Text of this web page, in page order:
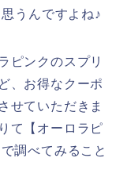
うんですよね♪
ピンクのスプリ
、お得なクーポ
せていただきま
て【オーロラピ
調べてみること